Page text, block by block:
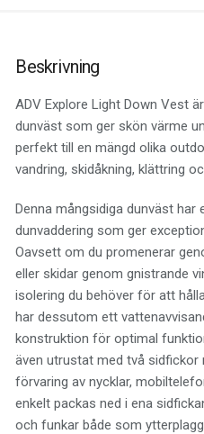
Beskrivning
ADV Explore Light Down Vest
dunväst som ger skön värme
perfekt till en mängd olika
vandring, skidåkning, klättring
Denna mångsidiga dunväst
dunvaddering som ger
Oavsett om du promenerar
eller skidar genom gnistrande
isolering du behöver för att
har dessutom ett
konstruktion för optimal
även utrustat med två sidfickor
förvaring av nycklar,
enkelt packas ned i ena
och funkar både som